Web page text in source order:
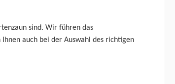
sind. Wir führen das
auch bei der Auswahl des richtigen